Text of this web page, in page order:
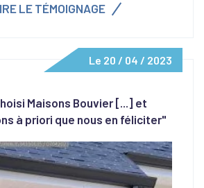
LE TÉMOIGNAGE
Le 20 / 04 / 2023
Maisons Bouvier [...] et
à priori que nous en féliciter"